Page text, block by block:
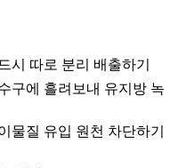
시 따로 분리 배출하기
구에 흘려보내 유지방 녹
물질 유입 원천 차단하기